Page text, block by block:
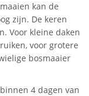
kan de
zijn. De keren
Voor kleine daken
voor grotere
bosmaaier
4 dagen van